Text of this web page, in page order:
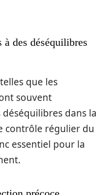
à des déséquilibres
que les
souvent
dans la
contrôle régulier du
essentiel pour la